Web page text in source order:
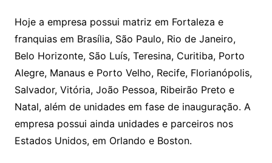
Hoje a empresa possui matriz em Fortaleza e
franquias em Brasília, São Paulo, Rio de Janeiro,
Belo Horizonte, São Luís, Teresina, Curitiba, Porto
Alegre, Manaus e Porto Velho, Recife, Florianópolis,
Salvador, Vitória, João Pessoa, Ribeirão Preto e
Natal, além de unidades em fase de inauguração. A
empresa possui ainda unidades e parceiros nos
Estados Unidos, em Orlando e Boston.